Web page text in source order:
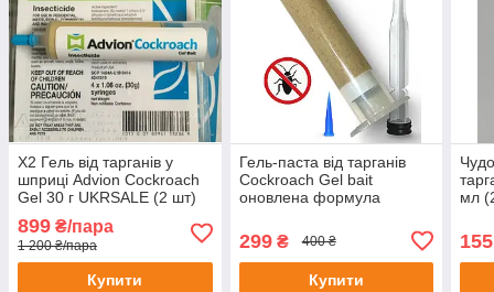
Х2 Гель від тарганів у
шприці Advion Cockroach
Gel 30 г UKRSALE (2 шт)
899 ₴/пара
1 200 ₴/пара
Купити
Гель-паста від тарганів
Cockroach Gel bait
оновлена формула
Advio 30г Без етикетки
299₴ 400 ₴
Купити
мл
155